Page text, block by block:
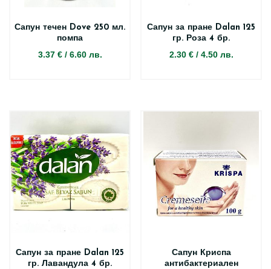
Сапун течен Dove 250 мл.
помпа
3.37 €/ 6.60 лв.
Сапун за пране Dalan 125
гр. Роза 4 бр.
2.30 €/ 4.50 лв.
Сапун за пране Dalan 125
гр. Лавандула 4 бр.
Сапун Криспа
антибактериален